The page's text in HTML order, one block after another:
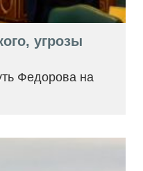
угрозы
Федорова на